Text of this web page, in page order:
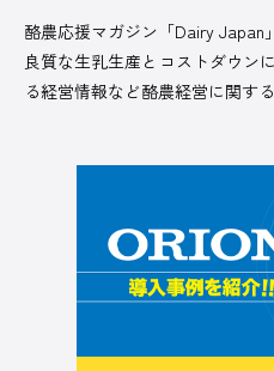
酪農応援マガジン「Dairy Japan
良質な生乳生産とコストダウン
る経営情報など酪農経営に関す